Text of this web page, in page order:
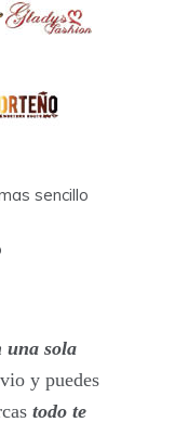
sencillo
una sola
y puedes
todo te